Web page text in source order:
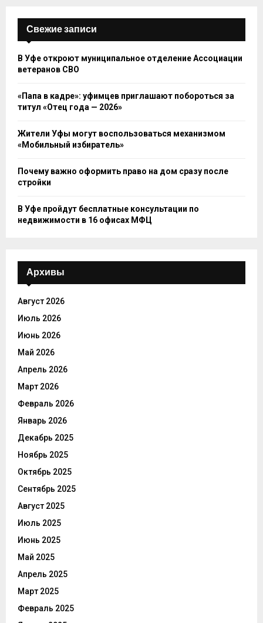
Свежие записи
В Уфе откроют муниципальное отделение Ассоциации
ветеранов СВО
«Папа в кадре»: уфимцев приглашают побороться за
титул «Отец года — 2026»
Жители Уфы могут воспользоваться механизмом
«Мобильный избиратель»
Почему важно оформить право на дом сразу после
стройки
В Уфе пройдут бесплатные консультации по
недвижимости в 16 офисах МФЦ
Архивы
Август 2026
Июль 2026
Июнь 2026
Май 2026
Апрель 2026
Март 2026
Февраль 2026
Январь 2026
Декабрь 2025
Ноябрь 2025
Октябрь 2025
Сентябрь 2025
Август 2025
Июль 2025
Июнь 2025
Май 2025
Апрель 2025
Март 2025
Февраль 2025